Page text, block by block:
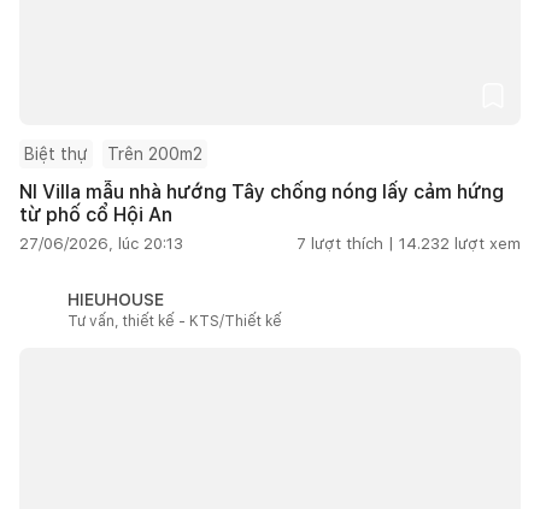
Biệt thự Trên 200m2
NI Villa mẫu nhà hướng Tây chống nóng lấy cảm hứng
từ phố cổ Hội An
27/06/2026, lúc 20:13 7 lượt thích | 14.232 lượt xem
HIEUHOUSE
Tư vấn, thiết kế - KTS/Thiết kế